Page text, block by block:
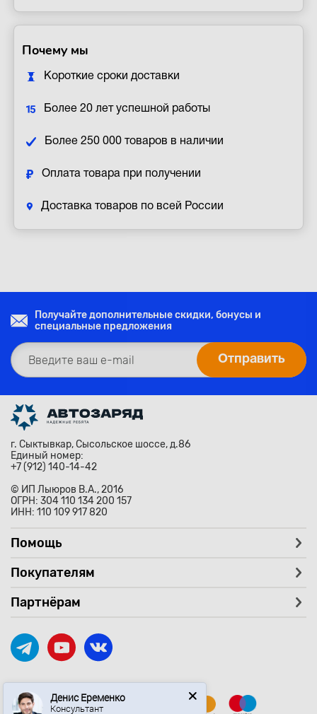
Почему мы
Короткие сроки доставки
Более 20 лет успешной работы
Более 250 000 товаров в наличии
Оплата товара при получении
Доставка товаров по всей России
Получайте дополнительные скидки, бонусы и
специальные предложения
г. Сыктывкар, Сысольское шоссе, д.86
Единый номер:
+7 (912) 140-14-42
© ИП Лыюров В.А., 2016
ОГРН: 304 110 134 200 157
ИНН: 110 109 917 820
Помощь
Покупателям
Партнёрам
Денис Еременко
Консультант